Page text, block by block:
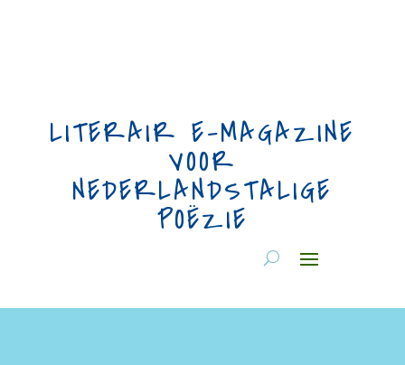
LITERAIR E-MAGAZINE
VOOR
NEDERLANDSTALIGE
POËZIE